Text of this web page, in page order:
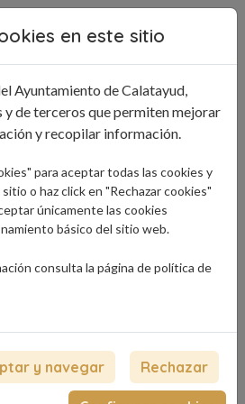
en este sitio
Ayuntamiento de Calatayud,
de terceros que permiten mejorar
y recopilar información.
para aceptar todas las cookies y
o haz click en "Rechazar cookies"
únicamente las cookies
básico del sitio web.
consulta la página depolítica de
y navegar Rechazar